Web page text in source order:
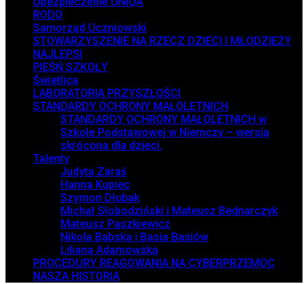
RODO
Samorząd Uczniowski
STOWARZYSZENIE NA RZECZ DZIECI I MŁODZIEŻY
NAJLEPSI
PIEŚŃ SZKOŁY
Świetlica
LABORATORIA PRZYSZŁOŚCI
STANDARDY OCHRONY MAŁOLETNICH
STANDARDY OCHRONY MAŁOLETNICH w
Szkole Podstawowej w Niemczy – wersja
skrócona dla dzieci.
Talenty
Judyta Zaraś
Hanna Kupiec
Szymon Dłubak
Michał Słobodziński i Mateusz Bednarczyk
Mateusz Paszkiewicz
Nikola Babska i Basia Basiów
Liliana Adamowska
PROCEDURY REAGOWANIA NA CYBERPRZEMOC
NASZA HISTORIA